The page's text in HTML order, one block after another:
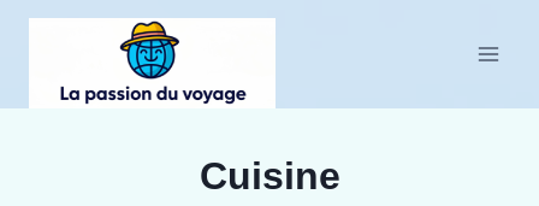
Aller
contenu
Cuisine